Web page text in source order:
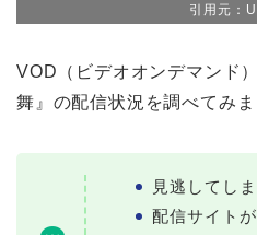
引用元：
VOD（ビデオオンデマンド
舞』の配信状況を調べてみま
見逃してしま
配信サイト